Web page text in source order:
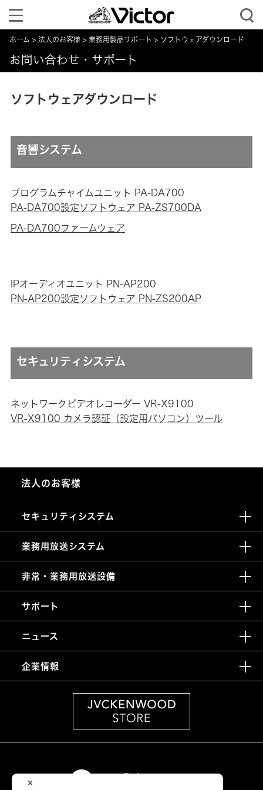
Toggle
navigation
ホーム 法人のお客様 業務用製品サポート ソフトウェアダウンロード
お問い合わせ・サポート
ソフトウェアダウンロード
音響システム
プログラムチャイムユニット PA-DA700
PA-DA700設定ソフトウェア PA-ZS700DA
PA-DA700ファームウェア
IPオーディオユニット PN-AP200
PN-AP200設定ソフトウェア PN-ZS200AP
セキュリティシステム
ネットワークビデオレコーダー VR-X9100
VR-X9100 カメラ認証（設定用パソコン）ツール
法人のお客様
セキュリティシステム
業務用放送システム
非常・業務用放送設備
サポート
ニュース
企業情報